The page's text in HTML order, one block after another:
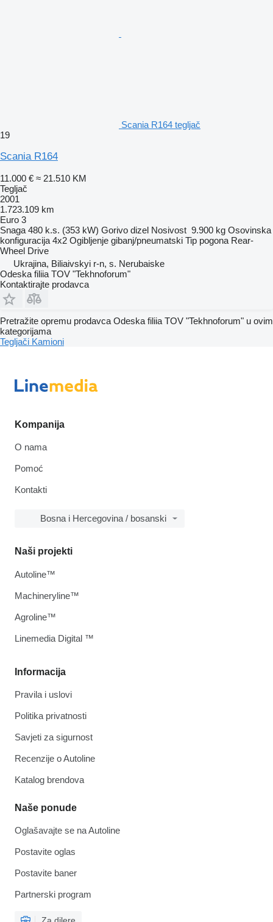
Scania R164 tegljač
19
Scania R164
11.000 € ≈ 21.510 KM
Tegljač
2001
1.723.109 km
Euro 3
Snaga 480 k.s. (353 kW) Gorivo dizel Nosivost 9.900 kg Osovinska
konfiguracija 4x2 Ogibljenje gibanj/pneumatski Tip pogona Rear-
Wheel Drive
Ukrajina, Biliaivskyi r-n, s. Nerubaiske
Odeska filiia TOV "Tekhnoforum"
Kontaktirajte prodavca
Pretražite opremu prodavca Odeska filiia TOV "Tekhnoforum" u ovim
kategorijama
Tegljači Kamioni
Kompanija
O nama
Pomoć
Kontakti
Bosna i Hercegovina / bosanski
Informacija
Pravila i uslovi
Politika privatnosti
Savjeti za sigurnost
Recenzije o Autoline
Katalog brendova
Naše ponude
Oglašavajte se na Autoline
Postavite oglas
Postavite baner
Partnerski program
Naši projekti
Autoline™
Machineryline™
Agroline™
Linemedia Digital ™